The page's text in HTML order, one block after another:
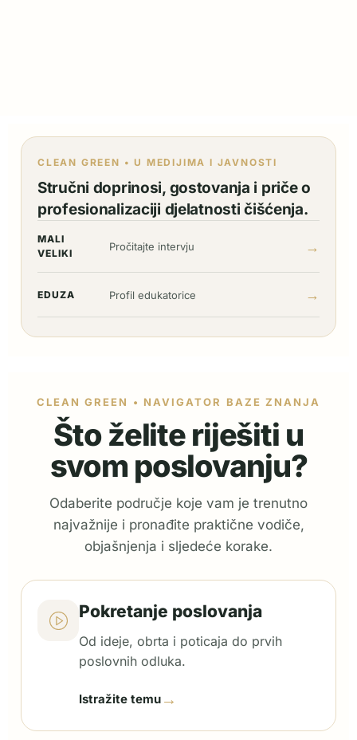
CLEAN GREEN • U MEDIJIMA I JAVNOSTI
Stručni doprinosi, gostovanja i priče o
profesionalizaciji djelatnosti čišćenja.
MALI
VELIKI
Pročitajte intervju →
EDUZA Profil edukatorice →
CLEAN GREEN • NAVIGATOR BAZE ZNANJA
Što želite riješiti u
svom poslovanju?
Odaberite područje koje vam je trenutno
najvažnije i pronađite praktične vodiče,
objašnjenja i sljedeće korake.
Pokretanje poslovanja
Od ideje, obrta i poticaja do prvih
poslovnih odluka.
Istražite temu →